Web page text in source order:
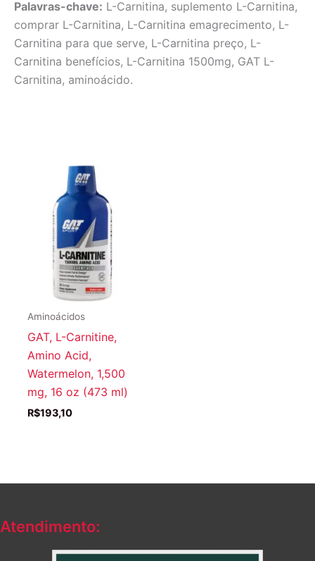
Palavras-chave: L-Carnitina, suplemento L-Carnitina,
comprar L-Carnitina, L-Carnitina emagrecimento, L-
Carnitina para que serve, L-Carnitina preço, L-
Carnitina benefícios, L-Carnitina 1500mg, GAT L-
Carnitina, aminoácido.
Aminoácidos
GAT, L-Carnitine,
Amino Acid,
Watermelon, 1,500
mg, 16 oz (473 ml)
R$193,10
Atendimento: